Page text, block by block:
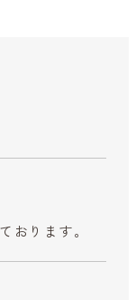
おります。